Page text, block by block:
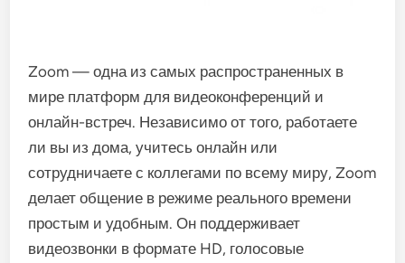
Zoom — одна из самых распространенных в
мире платформ для видеоконференций и
онлайн-встреч. Независимо от того, работаете
ли вы из дома, учитесь онлайн или
сотрудничаете с коллегами по всему миру, Zoom
делает общение в режиме реального времени
простым и удобным. Он поддерживает
видеозвонки в формате HD, голосовые